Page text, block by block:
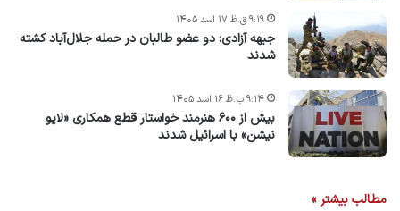
جبهه آزادی: دو عضو طالبان در حمله جلال‌آباد کشته
شدند
۹:۱۹ ق.ظ ۱۷ اسد ۱۴۰۵
بیش از ۶۰۰ هنرمند خواستار قطع همکاری «لایو
نیشن» با اسرائیل شدند
۹:۱۴ ب.ظ ۱۶ اسد ۱۴۰۵
مطالب بیشتر »